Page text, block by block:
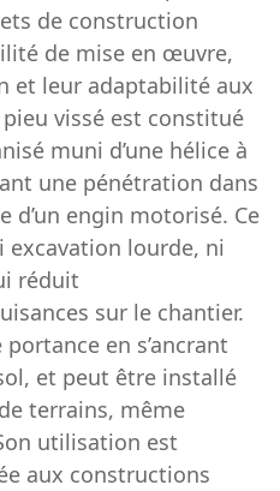
de construction
de mise en œuvre,
et leur adaptabilité aux
vissé est constitué
muni d’une hélice à
une pénétration dans
d’un engin motorisé. Ce
excavation lourde, ni
réduit
sur le chantier.
en s’ancrant
et peut être installé
terrains, même
utilisation est
aux constructions